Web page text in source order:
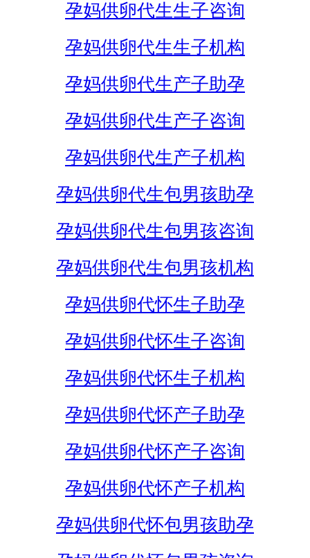
孕妈供卵代生生子咨询
孕妈供卵代生生子机构
孕妈供卵代生产子助孕
孕妈供卵代生产子咨询
孕妈供卵代生产子机构
孕妈供卵代生包男孩助孕
孕妈供卵代生包男孩咨询
孕妈供卵代生包男孩机构
孕妈供卵代怀生子助孕
孕妈供卵代怀生子咨询
孕妈供卵代怀生子机构
孕妈供卵代怀产子助孕
孕妈供卵代怀产子咨询
孕妈供卵代怀产子机构
孕妈供卵代怀包男孩助孕